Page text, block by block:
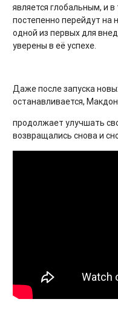
является глобальным, и
постепенно перейдут на
одной из первых для
уверены в её успехе.
Даже после запуска
останавливается,
продолжает улучшать
возвращались снова и